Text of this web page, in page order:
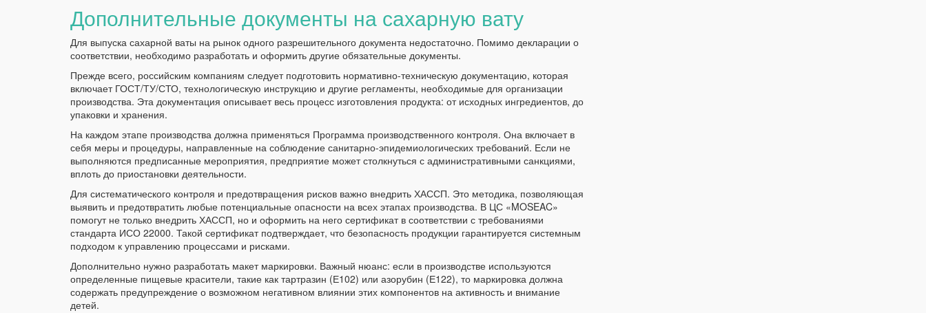
Дополнительные документы на сахарную вату
Для выпуска сахарной ваты на рынок одного разрешительного документа недостаточно. Помимо декларации о
соответствии, необходимо разработать и оформить другие обязательные документы.
Прежде всего, российским компаниям следует подготовить нормативно-техническую документацию, которая
включает ГОСТ/ТУ/СТО, технологическую инструкцию и другие регламенты, необходимые для организации
производства. Эта документация описывает весь процесс изготовления продукта: от исходных ингредиентов, до
упаковки и хранения.
На каждом этапе производства должна применяться Программа производственного контроля. Она включает в
себя меры и процедуры, направленные на соблюдение санитарно-эпидемиологических требований. Если не
выполняются предписанные мероприятия, предприятие может столкнуться с административными санкциями,
вплоть до приостановки деятельности.
Для систематического контроля и предотвращения рисков важно внедрить ХАССП. Это методика, позволяющая
выявить и предотвратить любые потенциальные опасности на всех этапах производства. В ЦС «MOSEAC»
помогут не только внедрить ХАССП, но и оформить на него сертификат в соответствии с требованиями
стандарта ИСО 22000. Такой сертификат подтверждает, что безопасность продукции гарантируется системным
подходом к управлению процессами и рисками.
Дополнительно нужно разработать макет маркировки. Важный нюанс: если в производстве используются
определенные пищевые красители, такие как тартразин (Е102) или азорубин (Е122), то маркировка должна
содержать предупреждение о возможном негативном влиянии этих компонентов на активность и внимание
детей.